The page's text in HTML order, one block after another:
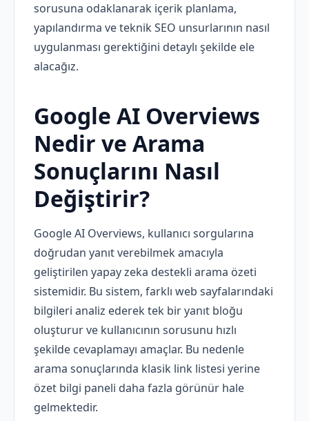
sorusuna odaklanarak içerik planlama,
yapılandırma ve teknik SEO unsurlarının nasıl
uygulanması gerektiğini detaylı şekilde ele
alacağız.
Google AI Overviews
Nedir ve Arama
Sonuçlarını Nasıl
Değiştirir?
Google AI Overviews, kullanıcı sorgularına
doğrudan yanıt verebilmek amacıyla
geliştirilen yapay zeka destekli arama özeti
sistemidir. Bu sistem, farklı web sayfalarındaki
bilgileri analiz ederek tek bir yanıt bloğu
oluşturur ve kullanıcının sorusunu hızlı
şekilde cevaplamayı amaçlar. Bu nedenle
arama sonuçlarında klasik link listesi yerine
özet bilgi paneli daha fazla görünür hale
gelmektedir.